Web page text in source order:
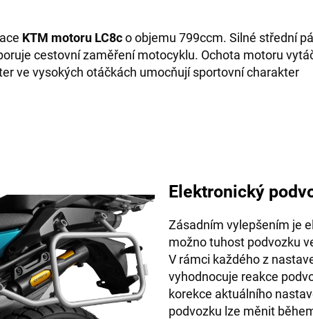
KTM motoru LC8co objemu 799ccm. Silné střední
cestovní zaměření motocyklu. Ochota motoru
ve vysokých otáčkách umocňují sportovní charakter
Elektronický
Zásadním vylepšením je
možno tuhost podvozku
V rámci každého z
vyhodnocuje reakce
korekce aktuálního
podvozku lze měnit